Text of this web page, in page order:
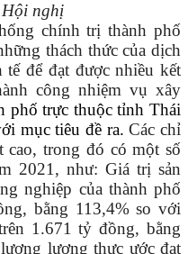
nghị
chính trị thành phố
thách thức của dịch
để đạt được nhiều kết
công nhiệm vụ xây
phố trực thuộc tỉnh Thái
mục tiêu đề ra.Các chỉ
cao, trong đó có một số
2021, như: Giá trị sản
nghiệp của thành phố
bằng 113,4% so với
1.671 tỷ đồng, bằng
lương thực ước đạt